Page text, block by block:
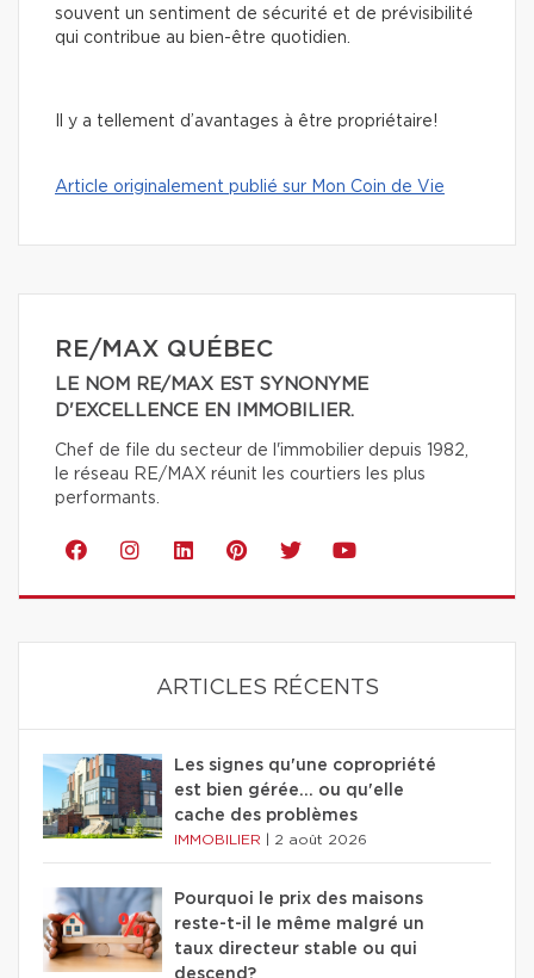
souvent un sentiment de sécurité et de prévisibilité
qui contribue au bien-être quotidien.
Il y a tellement d’avantages à être propriétaire!
Article originalement publié sur Mon Coin de Vie
RE/MAX QUÉBEC
LE NOM RE/MAX EST SYNONYME
D'EXCELLENCE EN IMMOBILIER.
Chef de file du secteur de l'immobilier depuis 1982,
le réseau RE/MAX réunit les courtiers les plus
performants.
ARTICLES RÉCENTS
Les signes qu'une copropriété
est bien gérée… ou qu'elle
cache des problèmes
IMMOBILIER 2 août 2026
Pourquoi le prix des maisons
reste-t-il le même malgré un
taux directeur stable ou qui
descend?